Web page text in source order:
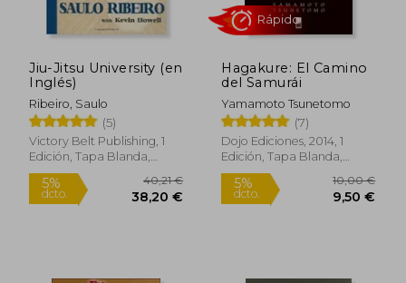
5% 22,36 € 5%
Jiu-Jitsu University (en
Inglés)
Ribeiro, Saulo
(5)
Victory Belt Publishing, 1
Edición, Tapa Blanda,
Nuevo
Hagakure: El Camino
del Samurái
Yamamoto Tsunetomo
(7)
Dojo Ediciones, 2014, 1
Edición, Tapa Blanda,
Nuevo